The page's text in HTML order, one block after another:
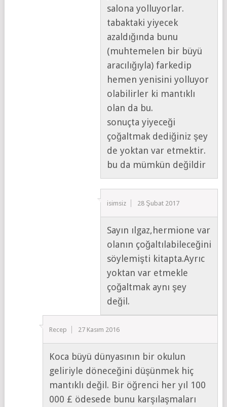
salona yolluyorlar.
tabaktaki yiyecek
azaldığında bunu
(muhtemelen bir büyü
aracılığıyla) farkedip
hemen yenisini yolluyor
olabilirler ki mantıklı
olan da bu.
sonuçta yiyeceği
çoğaltmak dediğiniz şey
de yoktan var etmektir.
bu da mümkün değildir
isimsiz 28 Şubat 2017
Sayın ılgaz,hermione var
olanın çoğaltılabileceğini
söylemişti kitapta.Ayrıc
yoktan var etmekle
çoğaltmak aynı şey
değil.
Recep 27 Kasım 2016
Koca büyü dünyasının bir okulun
geliriyle döneceğini düşünmek hiç
mantıklı değil. Bir öğrenci her yıl 100
000 £ ödesede bunu karşılaşmaları